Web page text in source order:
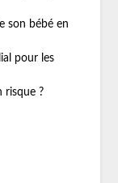
son bébé en
pour les
risque ?